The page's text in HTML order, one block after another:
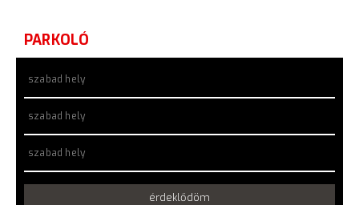
PARKOLÓ
szabad hely
szabad hely
szabad hely
érdeklődöm